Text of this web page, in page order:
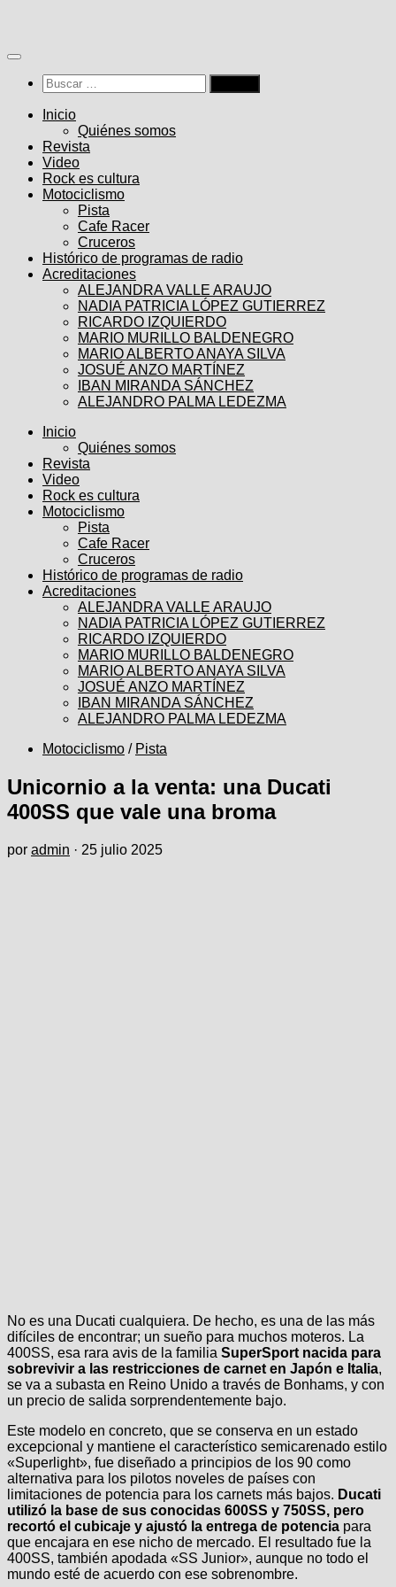
contenido
Buscar:
Inicio
Quiénes somos
Revista
Video
Rock es cultura
Motociclismo
Pista
Cafe Racer
Cruceros
Histórico de programas de radio
Acreditaciones
ALEJANDRA VALLE ARAUJO
NADIA PATRICIA LÓPEZ GUTIERREZ
RICARDO IZQUIERDO
MARIO MURILLO BALDENEGRO
MARIO ALBERTO ANAYA SILVA
JOSUÉ ANZO MARTÍNEZ
IBAN MIRANDA SÁNCHEZ
ALEJANDRO PALMA LEDEZMA
Inicio
Quiénes somos
Revista
Video
Rock es cultura
Motociclismo
Pista
Cafe Racer
Cruceros
Histórico de programas de radio
Acreditaciones
ALEJANDRA VALLE ARAUJO
NADIA PATRICIA LÓPEZ GUTIERREZ
RICARDO IZQUIERDO
MARIO MURILLO BALDENEGRO
MARIO ALBERTO ANAYA SILVA
JOSUÉ ANZO MARTÍNEZ
IBAN MIRANDA SÁNCHEZ
ALEJANDRO PALMA LEDEZMA
Motociclismo / Pista
Unicornio a la venta: una Ducati
400SS que vale una broma
por admin · 25 julio 2025
No es una Ducati cualquiera. De hecho, es una de las más
difíciles de encontrar; un sueño para muchos moteros. La
400SS, esa rara avis de la familia SuperSport nacida para
sobrevivir a las restricciones de carnet en Japón e Italia,
se va a subasta en Reino Unido a través de Bonhams, y con
un precio de salida sorprendentemente bajo.
Este modelo en concreto, que se conserva en un estado
excepcional y mantiene el característico semicarenado estilo
«Superlight», fue diseñado a principios de los 90 como
alternativa para los pilotos noveles de países con
limitaciones de potencia para los carnets más bajos. Ducati
utilizó la base de sus conocidas 600SS y 750SS, pero
recortó el cubicaje y ajustó la entrega de potencia para
que encajara en ese nicho de mercado. El resultado fue la
400SS, también apodada «SS Junior», aunque no todo el
mundo esté de acuerdo con ese sobrenombre.